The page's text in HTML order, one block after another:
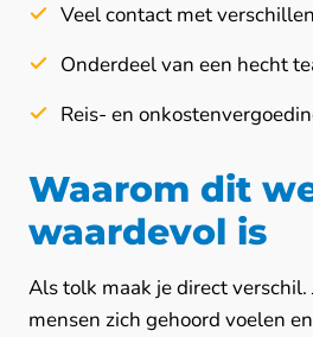
Veel contact met
Onderdeel van een hecht
Reis- en
Waarom dit
waardevol is
Als tolk maak je direct
mensen zich gehoord voelen